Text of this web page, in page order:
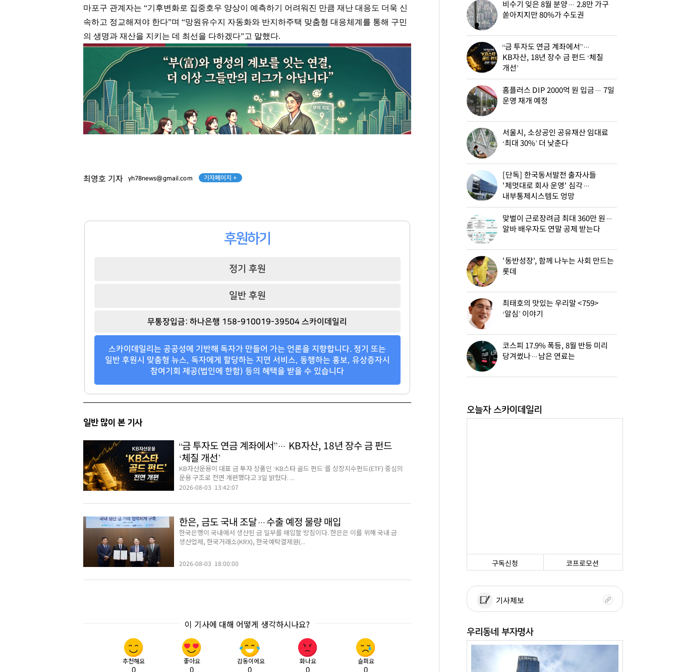
마포구 관계자는 “기후변화로 집중호우 양상이 예측하기 어려워진 만큼 재난 대응도 더욱 신
속하고 정교해져야 한다”며 “망원유수지 자동화와 반지하주택 맞춤형 대응체계를 통해 구민
의 생명과 재산을 지키는 데 최선을 다하겠다”고 말했다.
트라움하우스 2차
팬클럽 참여
동원그룹
트라움하우스3차
팬클럽 참여
100
이준용
DL
주택
팬클럽 참여
120
아워홈
부천범박힐스테이트5단지
팬클럽 참여
70
아크로리버파크
팬클럽 참여
최영호 기자 yh78news@gmail.com 기자페이지 +
후원하기
정기 후원
일반 후원
무통장입금: 하나은행 158-910019-39504 스카이데일리
스카이데일리는 공공성에 기반해 독자가 만들어 가는 언론을 지향합니다. 정기 또는
일반 후원시 맞춤형 뉴스, 독자에게 할당하는 지면 서비스, 동행하는 홍보, 유상증자시
참여기회 제공(법인에 한함) 등의 혜택을 받을 수 있습니다
일반 많이 본 기사
“금 투자도 연금 계좌에서”… KB자산, 18년 장수 금 펀드
‘체질 개선’
KB자산운용이 대표 금 투자 상품인 ‘KB스타 골드 펀드’를 상장지수펀드(ETF) 중심의
운용 구조로 전면 개편했다고 3일 밝혔다. ...
2026-08-03 13:42:07
한은, 금도 국내 조달…수출 예정 물량 매입
한국은행이 국내에서 생산된 금 일부를 매입할 방침이다. 한은은 이를 위해 국내 금
생산업체, 한국거래소(KRX), 한국예탁결제원(...
2026-08-03 18:00:00
이 기사에 대해 어떻게 생각하시나요?
추천해요
0
좋아요
0
감동이에요
0
화나요
0
슬퍼요
0
비수기 잊은 8월 분양… 2.8만 가구
쏟아지지만 80%가 수도권
“금 투자도 연금 계좌에서”…
KB자산, 18년 장수 금 펀드 ‘체질
개선’
홈플러스 DIP 2000억 원 입금… 7일
운영 재개 예정
서울시, 소상공인 공유재산 임대료
‘최대 30%’ 더 낮춘다
[단독] 한국동서발전 출자사들
'제멋대로 회사 운영' 심각…
내부통제시스템도 엉망
맞벌이 근로장려금 최대 360만 원…
알바 배우자도 연말 공제 받는다
'동반성장', 함께 나누는 사회 만드는
롯데
최태호의 맛있는 우리말 <759>
‘알심’ 이야기
코스피 17.9% 폭등, 8월 반등 미리
당겨썼나…남은 연료는
오늘자 스카이데일리
구독신청 코프로모션
기사제보
우리동네 부자명사